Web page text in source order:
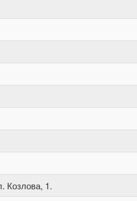
Козлова, 1.